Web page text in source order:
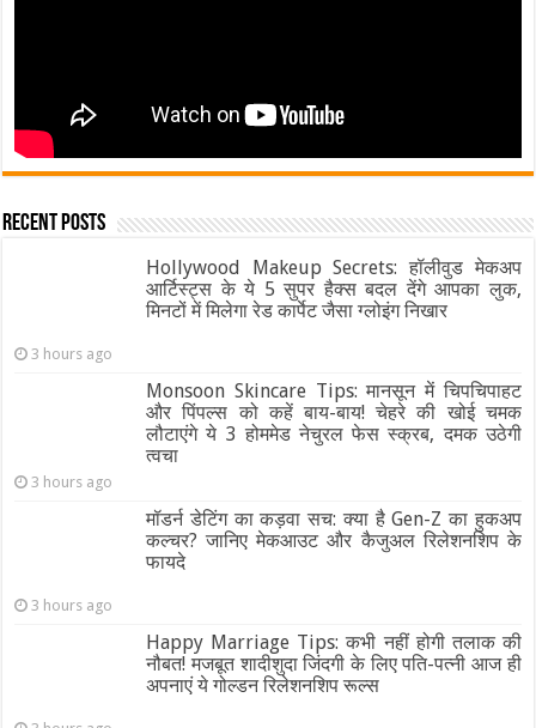
Recent Posts
Hollywood Makeup Secrets: हॉलीवुड मेकअप
आर्टिस्ट्स के ये 5 सुपर हैक्स बदल देंगे आपका लुक,
मिनटों में मिलेगा रेड कार्पेट जैसा ग्‍लोइंग निखार
3 hours ago
Monsoon Skincare Tips: मानसून में चिपचिपाहट
और पिंपल्स को कहें बाय-बाय! चेहरे की खोई चमक
लौटाएंगे ये 3 होममेड नेचुरल फेस स्क्रब, दमक उठेगी
त्वचा
3 hours ago
मॉडर्न डेटिंग का कड़वा सच: क्या है Gen-Z का हुकअप
कल्चर? जानिए मेकआउट और कैजुअल रिलेशनशिप के
फायदे
3 hours ago
Happy Marriage Tips: कभी नहीं होगी तलाक की
नौबत! मजबूत शादीशुदा जिंदगी के लिए पति-पत्नी आज ही
अपनाएं ये गोल्डन रिलेशनशिप रूल्स